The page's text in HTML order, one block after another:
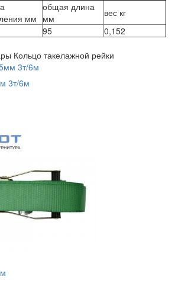
мм
общая длина
мм
вес кг
95
0,152
Кольцо такелажной рейки
3т/6м